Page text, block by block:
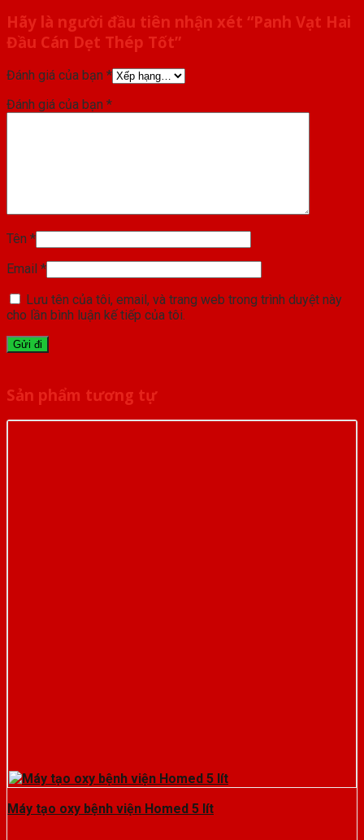
Hãy là người đầu tiên nhận xét “Panh Vạt Hai
Đầu Cán Dẹt Thép Tốt”
Đánh giá của bạn *
Đánh giá của bạn *
Tên *
Email *
Lưu tên của tôi, email, và trang web trong trình duyệt này
cho lần bình luận kế tiếp của tôi.
Sản phẩm tương tự
Máy tạo oxy bệnh viện Homed 5 lít